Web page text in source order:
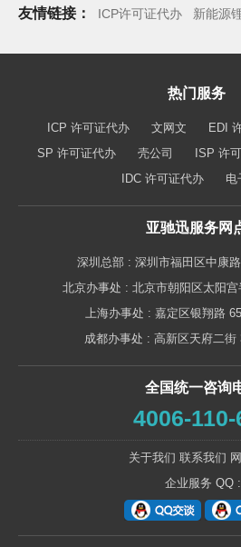
友情链接： ICP许可证代办 新能源
热门服务
ICP 许可证代办 文网文 EDI
SP 许可证代办
壳公司 ISP 许
IDC 许可证代办
电
亚驰迅服务网
深圳总部 : 深圳市福田区中康
北京办事处 : 北京市朝阳区太阳
上海办事处 : 嘉定区银翔路
成都办事处 : 高新区天府二街
全国统一咨询
4006-110-
关于我们 联系我们
企业服务 QQ :